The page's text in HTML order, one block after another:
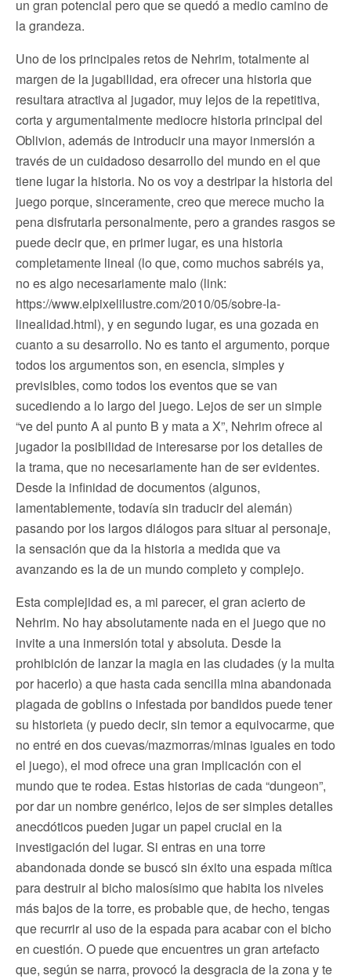
un gran potencial pero que se quedó a medio camino de
la grandeza.
Uno de los principales retos de Nehrim, totalmente al
margen de la jugabilidad, era ofrecer una historia que
resultara atractiva al jugador, muy lejos de la repetitiva,
corta y argumentalmente mediocre historia principal del
Oblivion, además de introducir una mayor inmersión a
través de un cuidadoso desarrollo del mundo en el que
tiene lugar la historia. No os voy a destripar la historia del
juego porque, sinceramente, creo que merece mucho la
pena disfrutarla personalmente, pero a grandes rasgos se
puede decir que, en primer lugar, es una historia
completamente lineal (lo que, como muchos sabréis ya,
no es algo necesariamente malo (link:
https://www.elpixelilustre.com/2010/05/sobre-la-
linealidad.html), y en segundo lugar, es una gozada en
cuanto a su desarrollo. No es tanto el argumento, porque
todos los argumentos son, en esencia, simples y
previsibles, como todos los eventos que se van
sucediendo a lo largo del juego. Lejos de ser un simple
“ve del punto A al punto B y mata a X”, Nehrim ofrece al
jugador la posibilidad de interesarse por los detalles de
la trama, que no necesariamente han de ser evidentes.
Desde la infinidad de documentos (algunos,
lamentablemente, todavía sin traducir del alemán)
pasando por los largos diálogos para situar al personaje,
la sensación que da la historia a medida que va
avanzando es la de un mundo completo y complejo.
Esta complejidad es, a mi parecer, el gran acierto de
Nehrim. No hay absolutamente nada en el juego que no
invite a una inmersión total y absoluta. Desde la
prohibición de lanzar la magia en las ciudades (y la multa
por hacerlo) a que hasta cada sencilla mina abandonada
plagada de goblins o infestada por bandidos puede tener
su historieta (y puedo decir, sin temor a equivocarme, que
no entré en dos cuevas/mazmorras/minas iguales en todo
el juego), el mod ofrece una gran implicación con el
mundo que te rodea. Estas historias de cada “dungeon”,
por dar un nombre genérico, lejos de ser simples detalles
anecdóticos pueden jugar un papel crucial en la
investigación del lugar. Si entras en una torre
abandonada donde se buscó sin éxito una espada mítica
para destruir al bicho malosísimo que habita los niveles
más bajos de la torre, es probable que, de hecho, tengas
que recurrir al uso de la espada para acabar con el bicho
en cuestión. O puede que encuentres un gran artefacto
que, según se narra, provocó la desgracia de la zona y te